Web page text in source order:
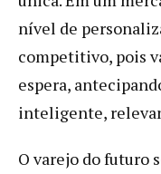
nível de
competitivo, pois
espera,
inteligente,
O varejo do futuro